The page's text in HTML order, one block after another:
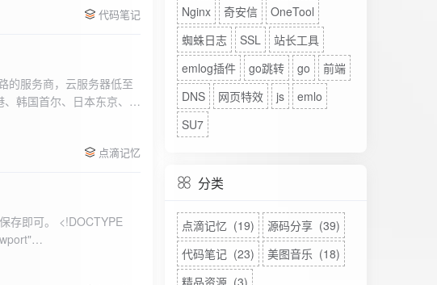
代码笔记
韩国首尔、日本东京、美
点滴记忆
width: 100%; margin-top: 5px; } .nav-item { padding: 12px; min-height: 70px; width: 100%; } .header h1 { font-size: 24px; } .notice p { font-size: 14px; } .copyright { padding: 10px 0; font-size: 12px; } } /* 版权信息样式 */ .copyright { text-align: center; padding: 15px 0; color: #6c757d; font-size: 13px; letter-spacing: 0.5px; width: 100%; max-width: 1200px; margin: 0 auto; } /* 弹窗样式 */ .modal-overlay { position: fixed; top: 0; left: 0; right: 0; bottom: 0; background: rgba(0, 0, 0, 0.4); display: flex; justify-content: center; align-items: center; z-index: 10000; } .modal { background: white; border: 1px solid #e9ecef; padding: 25px; border-radius: 15px; width: 90%; max-width: 3
Nginx
奇安信
OneTool
蜘蛛日志
SSL
站长工具
emlog插件
go跳转 go
前端
DNS
网页特效 js
emlo
SU7
分类
点滴记忆 (19)
源码分享 (39)
代码笔记 (23)
美图音乐 (18)
精品资源 (3)